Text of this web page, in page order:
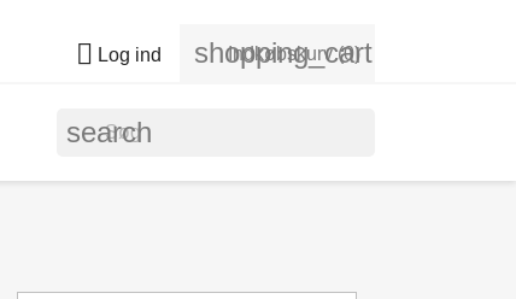
 Log ind shopping_cart
Indkøbskurv (0)
search